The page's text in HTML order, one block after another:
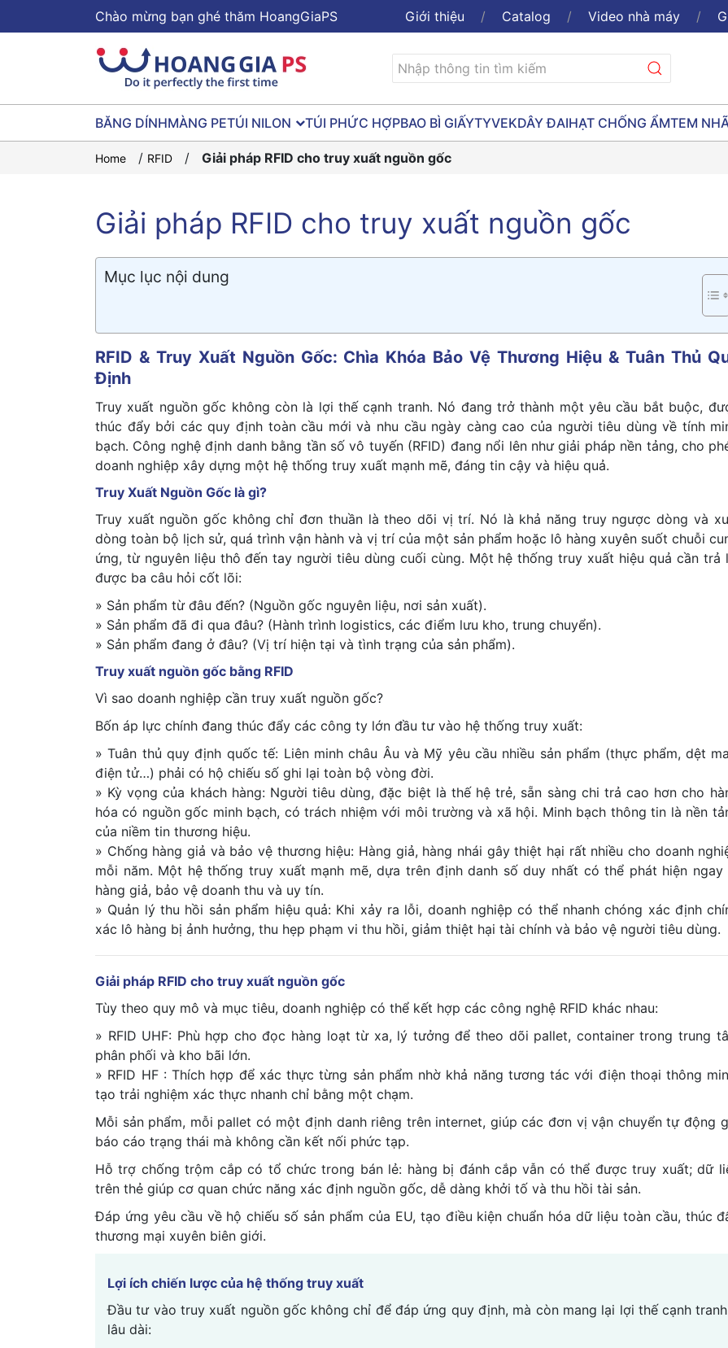
Chào mừng bạn ghé thăm HoangGiaPS Giới thiệu Catalog Video nhà máy
BĂNG DÍNHMÀNG PETÚI NILON TÚI PHỨC HỢPBAO BÌ GIẤYTYVEKDÂY ĐAIHẠT CHỐNG ẨMTEM
Home / RFID / Giải pháp RFID cho truy xuất nguồn gốc
Giải pháp RFID cho truy xuất nguồn gốc
Mục lục nội dung
RFID & Truy Xuất Nguồn Gốc: Chìa Khóa Bảo Vệ Thương Hiệu & Tuân Thủ
Định
Truy xuất nguồn gốc không còn là lợi thế cạnh tranh. Nó đang trở thành một yêu cầu bắt buộc,
thúc đẩy bởi các quy định toàn cầu mới và nhu cầu ngày càng cao của người tiêu dùng về tính
bạch. Công nghệ định danh bằng tần số vô tuyến (RFID) đang nổi lên như giải pháp nền tảng, cho
doanh nghiệp xây dựng một hệ thống truy xuất mạnh mẽ, đáng tin cậy và hiệu quả.
Truy Xuất Nguồn Gốc là gì?
Truy xuất nguồn gốc không chỉ đơn thuần là theo dõi vị trí. Nó là khả năng truy ngược dòng và
dòng toàn bộ lịch sử, quá trình vận hành và vị trí của một sản phẩm hoặc lô hàng xuyên suốt chuỗi
ứng, từ nguyên liệu thô đến tay người tiêu dùng cuối cùng. Một hệ thống truy xuất hiệu quả cần trả
được ba câu hỏi cốt lõi:
» Sản phẩm từ đâu đến? (Nguồn gốc nguyên liệu, nơi sản xuất).
» Sản phẩm đã đi qua đâu? (Hành trình logistics, các điểm lưu kho, trung chuyển).
» Sản phẩm đang ở đâu? (Vị trí hiện tại và tình trạng của sản phẩm).
Truy xuất nguồn gốc bằng RFID
Vì sao doanh nghiệp cần truy xuất nguồn gốc?
Bốn áp lực chính đang thúc đẩy các công ty lớn đầu tư vào hệ thống truy xuất:
» Tuân thủ quy định quốc tế: Liên minh châu Âu và Mỹ yêu cầu nhiều sản phẩm (thực phẩm, dệt
điện tử…) phải có hộ chiếu số ghi lại toàn bộ vòng đời.
» Kỳ vọng của khách hàng: Người tiêu dùng, đặc biệt là thế hệ trẻ, sẵn sàng chi trả cao hơn cho
hóa có nguồn gốc minh bạch, có trách nhiệm với môi trường và xã hội. Minh bạch thông tin là nền
của niềm tin thương hiệu.
» Chống hàng giả và bảo vệ thương hiệu: Hàng giả, hàng nhái gây thiệt hại rất nhiều cho doanh
mỗi năm. Một hệ thống truy xuất mạnh mẽ, dựa trên định danh số duy nhất có thể phát hiện ngay
hàng giả, bảo vệ doanh thu và uy tín.
» Quản lý thu hồi sản phẩm hiệu quả: Khi xảy ra lỗi, doanh nghiệp có thể nhanh chóng xác định
xác lô hàng bị ảnh hưởng, thu hẹp phạm vi thu hồi, giảm thiệt hại tài chính và bảo vệ người tiêu dùng.
Giải pháp RFID cho truy xuất nguồn gốc
Tùy theo quy mô và mục tiêu, doanh nghiệp có thể kết hợp các công nghệ RFID khác nhau:
» RFID UHF: Phù hợp cho đọc hàng loạt từ xa, lý tưởng để theo dõi pallet, container trong trung
phân phối và kho bãi lớn.
» RFID HF : Thích hợp để xác thực từng sản phẩm nhờ khả năng tương tác với điện thoại thông
tạo trải nghiệm xác thực nhanh chỉ bằng một chạm.
Mỗi sản phẩm, mỗi pallet có một định danh riêng trên internet, giúp các đơn vị vận chuyển tự động
báo cáo trạng thái mà không cần kết nối phức tạp.
Hỗ trợ chống trộm cắp có tổ chức trong bán lẻ: hàng bị đánh cắp vẫn có thể được truy xuất; dữ
trên thẻ giúp cơ quan chức năng xác định nguồn gốc, dễ dàng khởi tố và thu hồi tài sản.
Đáp ứng yêu cầu về hộ chiếu số sản phẩm của EU, tạo điều kiện chuẩn hóa dữ liệu toàn cầu, thúc
thương mại xuyên biên giới.
Lợi ích chiến lược của hệ thống truy xuất
Đầu tư vào truy xuất nguồn gốc không chỉ để đáp ứng quy định, mà còn mang lại lợi thế cạnh tranh
lâu dài: